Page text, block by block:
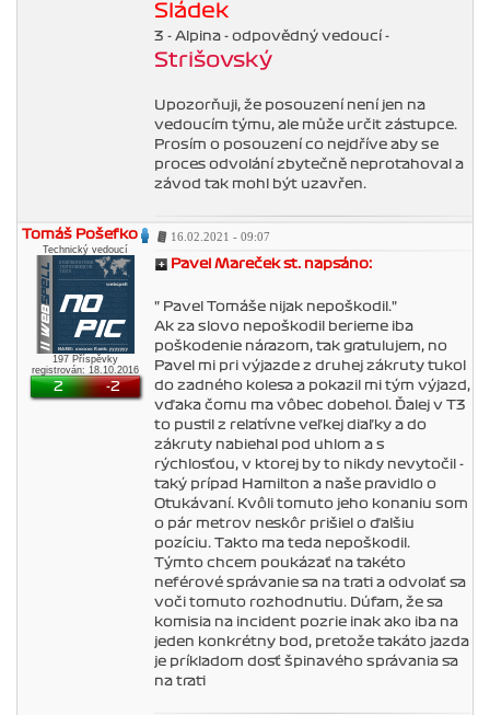
Sládek
3 - Alpina - odpovědný vedoucí -
Strišovský
Upozorňuji, že posouzení není jen na
vedoucím týmu, ale může určit zástupce.
Prosím o posouzení co nejdříve aby se
proces odvolání zbytečně neprotahoval a
závod tak mohl být uzavřen.
Tomáš Pošefko
Technický vedoucí
197 Příspěvky
registrován: 18.10.2016
2 -2
16.02.2021 - 09:07
Pavel Mareček st. napsáno:
" Pavel Tomáše nijak nepoškodil."
Ak za slovo nepoškodil berieme iba
poškodenie nárazom, tak gratulujem, no
Pavel mi pri výjazde z druhej zákruty ťukol
do zadného kolesa a pokazil mi tým výjazd,
vďaka čomu ma vôbec dobehol. Ďalej v T3
to pustil z relatívne veľkej diaľky a do
zákruty nabiehal pod uhlom a s
rýchlosťou, v ktorej by to nikdy nevytočil -
taký prípad Hamilton a naše pravidlo o
Oťukávaní. Kvôli tomuto jeho konaniu som
o pár metrov neskôr prišiel o ďalšiu
pozíciu. Takto ma teda nepoškodil.
Týmto chcem poukázať na takéto
neférové správanie sa na trati a odvolať sa
voči tomuto rozhodnutiu. Dúfam, že sa
komisia na incident pozrie inak ako iba na
jeden konkrétny bod, pretože takáto jazda
je príkladom dosť špinavého správania sa
na trati